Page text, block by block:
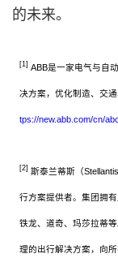
的未来。
[1] ABB是一家电气与自
决方案，优化制造、交
tps://new.abb.com/cn/
[2] 斯泰兰蒂斯（
行方案提供者。集团拥
铁龙、道奇、玛莎拉蒂
理的出行解决方案，向所